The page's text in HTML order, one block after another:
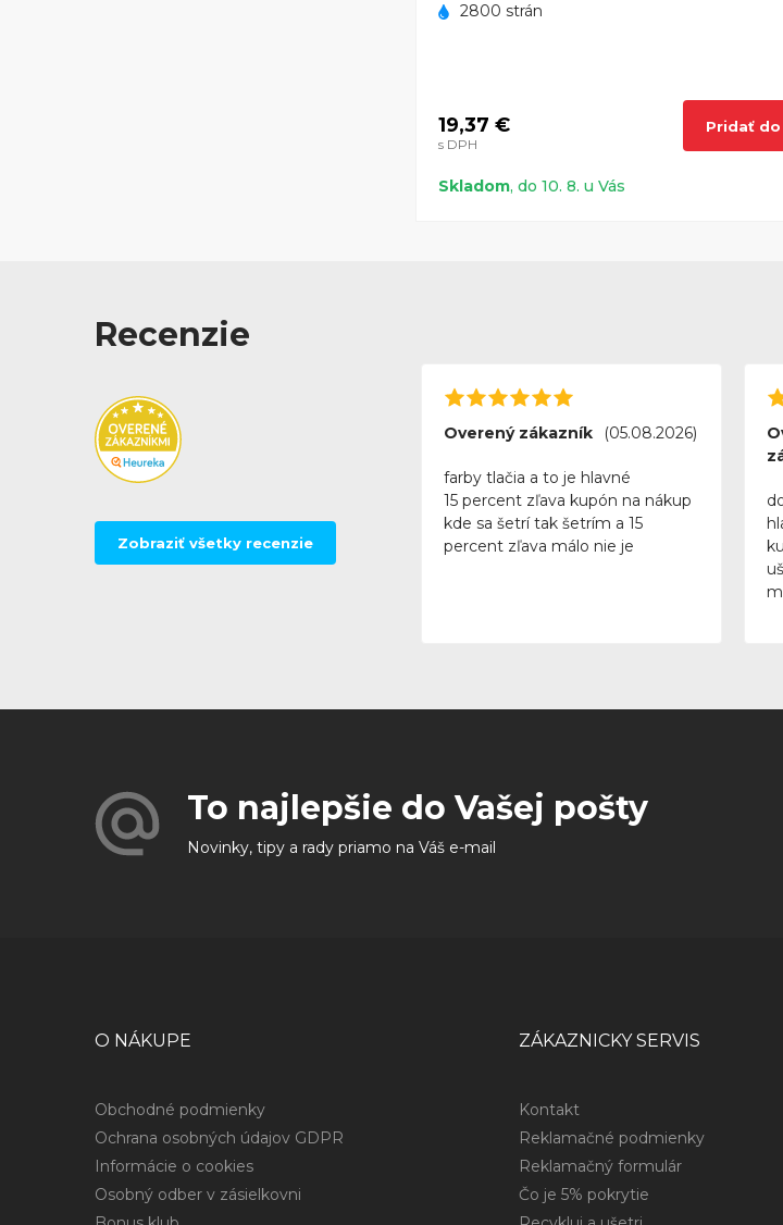
2800 strán
19,37 €
s DPH
Pridať
Skladom, do 10. 8. u Vás
Recenzie
Zobraziť všetky recenzie
Overený zákazník (05.08.2026)
farby tlačia a to je hlavné
15 percent zľava kupón na nákup
kde sa šetrí tak šetrím a 15
percent zľava málo nie je
To najlepšie do Vašej pošty
Novinky, tipy a rady priamo na Váš e-mail
O NÁKUPE
Obchodné podmienky
Ochrana osobných údajov GDPR
Informácie o cookies
Osobný odber v zásielkovni
ZÁKAZNICKY SERVIS
Kontakt
Reklamačné podmienky
Reklamačný formulár
Čo je 5% pokrytie